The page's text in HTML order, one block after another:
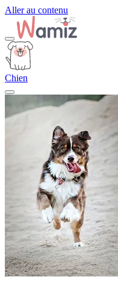
Aller au contenu
Chien